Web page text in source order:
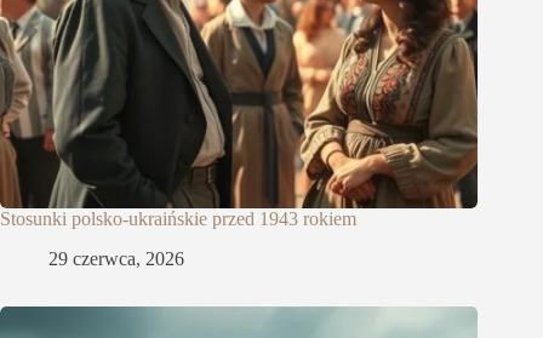
Stosunki polsko-ukraińskie przed 1943 rokiem
29 czerwca, 2026